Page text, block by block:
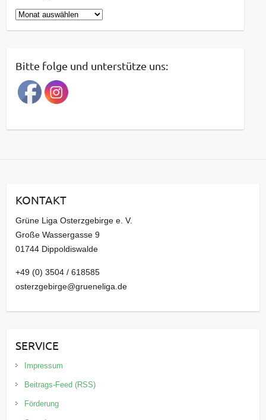
B
e
r
a
g
a
v
Bitte folge und unterstütze uns:
KONTAKT
Grüne Liga Osterzgebirge e. V.
Große Wassergasse 9
01744 Dippoldiswalde
+49 (0) 3504 / 618585
osterzgebirge@grueneliga.de
SERVICE
Impressum
Beitrags-Feed (RSS)
Förderung